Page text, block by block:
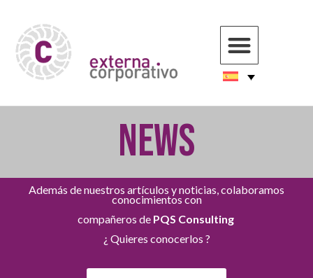
NEWS
Además de nuestros artículos y noticias, colaboramos
conocimientos con
compañeros de PQS Consulting
¿ Quieres conocerlos ?